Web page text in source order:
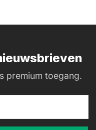
premium toegang.